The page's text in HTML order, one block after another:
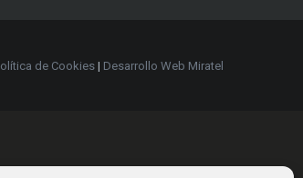
de Cookies| Desarrollo Web Miratel